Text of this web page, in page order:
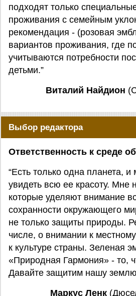
подходят только
проживания с семейным
рекомендация - (розовая
вариантов проживания, где
учитываются потребности
детьми.”
Виталий Найдион
Выбор редактора
Ответственность к среде
“Есть только одна планета,
увидеть всю ее красоту. Мне
которые уделяют внимание
сохранности окружающего
не только защиты природы.
числе, о внимании к
к культуре страны. Зеленая
«Природная Гармония» - то,
Давайте защитим нашу
Маркус Ленк